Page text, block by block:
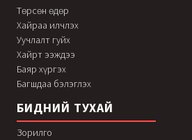
Төрсөн өдөр
Хайраа илчлэх
Уучлалт гуйх
Хайрт ээждээ
Баяр хүргэх
Багшдаа бэлэглэх
БИДНИЙ ТУХАЙ
Зорилго